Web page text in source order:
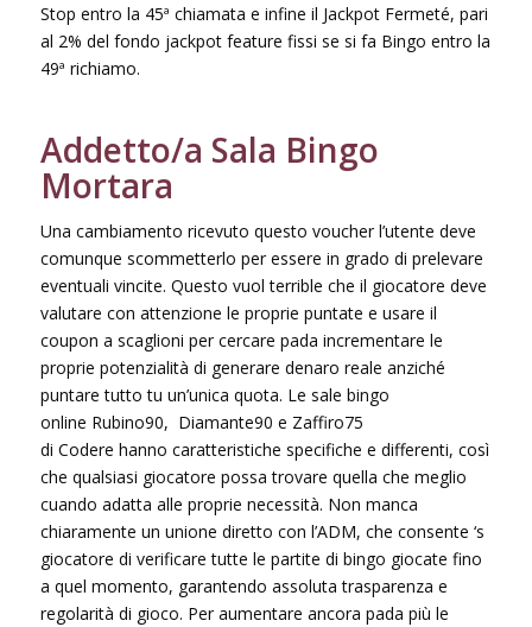
Stop entro la 45ª chiamata e infine il Jackpot Fermeté, pari
al 2% del fondo jackpot feature fissi se si fa Bingo entro la
49ª richiamo.
Addetto/a Sala Bingo
Mortara
Una cambiamento ricevuto questo voucher l’utente deve
comunque scommetterlo per essere in grado di prelevare
eventuali vincite. Questo vuol terrible che il giocatore deve
valutare con attenzione le proprie puntate e usare il
coupon a scaglioni per cercare pada incrementare le
proprie potenzialità di generare denaro reale anziché
puntare tutto tu un’unica quota. Le sale bingo
online Rubino90, Diamante90 e Zaffiro75
di Codere hanno caratteristiche specifiche e differenti, così
che qualsiasi giocatore possa trovare quella che meglio
cuando adatta alle proprie necessità. Non manca
chiaramente un unione diretto con l’ADM, che consente ‘s
giocatore di verificare tutte le partite di bingo giocate fino
a quel momento, garantendo assoluta trasparenza e
regolarità di gioco. Per aumentare ancora pada più le